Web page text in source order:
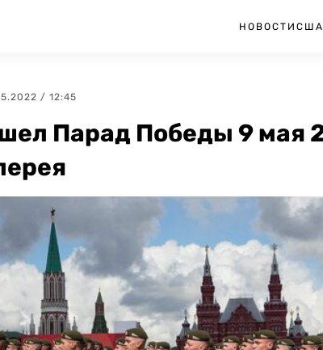
НОВОСТИ США
/ 12:45
Парад Победы 9 мая